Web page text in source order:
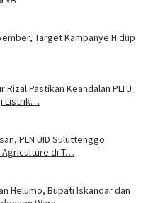
Target Kampanye Hidup
Pastikan Keandalan PLTU
Listrik…
PLN UID Suluttenggo
Agriculture di T…
Helumo, Bupati Iskandar dan